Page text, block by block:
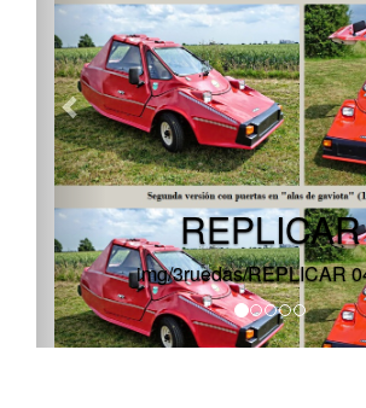
REPLICAR
img/3ruedas/REPLICAR